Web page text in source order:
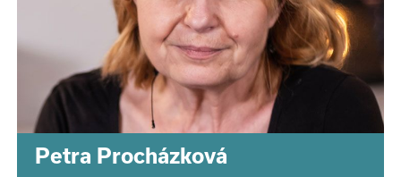
Petra Procházková